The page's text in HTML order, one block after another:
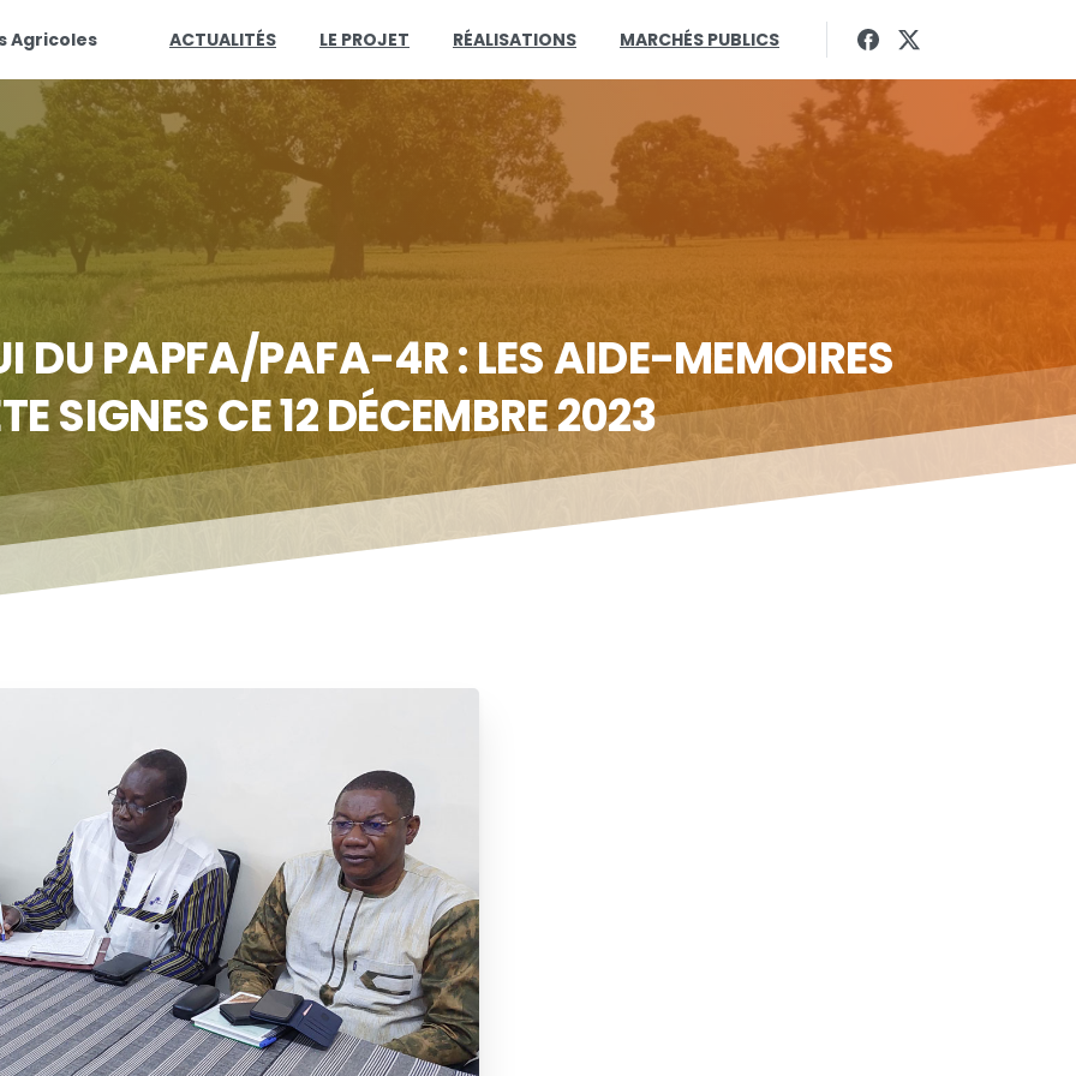
Agricoles ACTUALITÉS LE PROJET RÉALISATIONS MARCHÉS PUBLICS
DUPAPFA/PAFA-4R:LESAIDE-MEMOIRES
SIGNESCE12DÉCEMBRE2023